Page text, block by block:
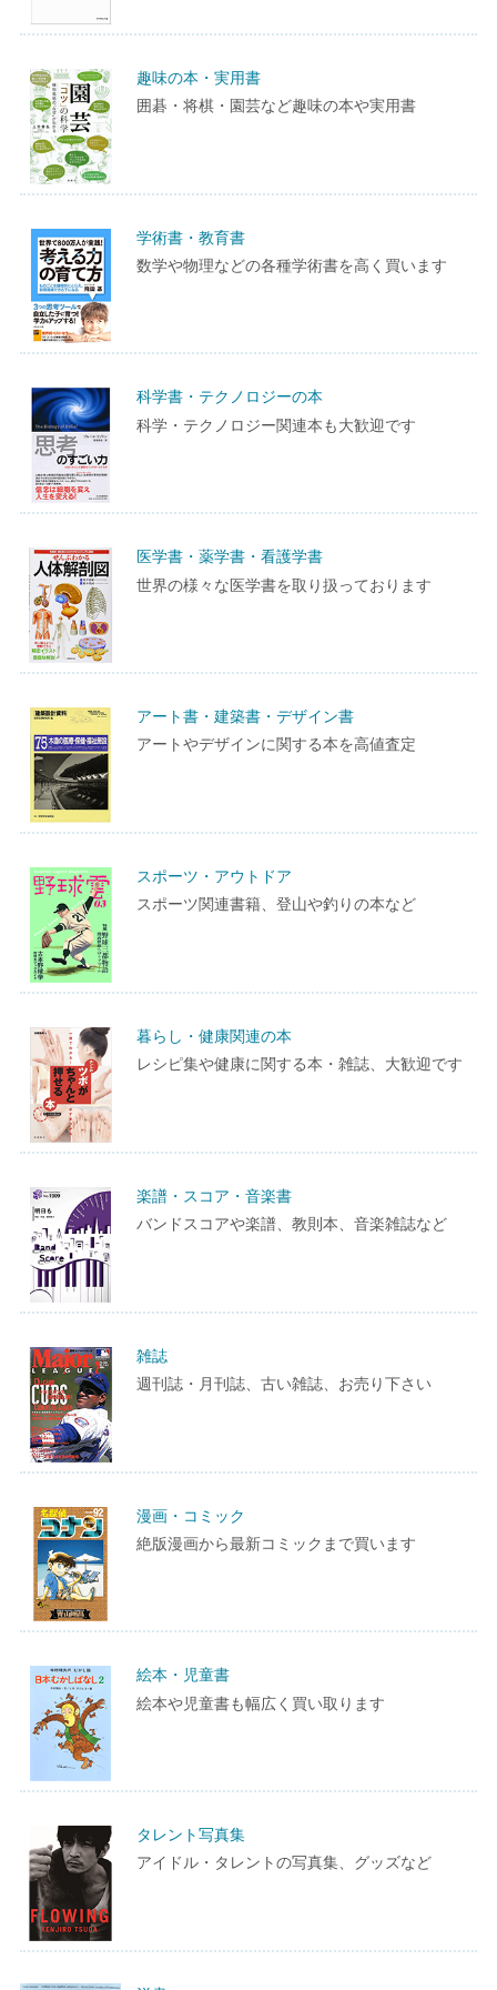
趣味の本・実用書
囲碁・将棋・園芸など趣味の本や実用書
学術書・教育書
数学や物理などの各種学術書を高く買います
科学書・テクノロジーの本
科学・テクノロジー関連本も大歓迎です
医学書・薬学書・看護学書
世界の様々な医学書を取り扱っております
アート書・建築書・デザイン書
アートやデザインに関する本を高値査定
スポーツ・アウトドア
スポーツ関連書籍、登山や釣りの本など
暮らし・健康関連の本
レシピ集や健康に関する本・雑誌、大歓迎です
楽譜・スコア・音楽書
バンドスコアや楽譜、教則本、音楽雑誌など
雑誌
週刊誌・月刊誌、古い雑誌、お売り下さい
漫画・コミック
絶版漫画から最新コミックまで買います
絵本・児童書
絵本や児童書も幅広く買い取ります
タレント写真集
アイドル・タレントの写真集、グッズなど